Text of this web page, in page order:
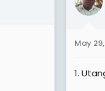
d
a
t
May
1.